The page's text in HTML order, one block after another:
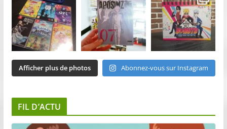
Afficher plus de photos Abonnez-vous sur Instagram
FIL D’ACTU